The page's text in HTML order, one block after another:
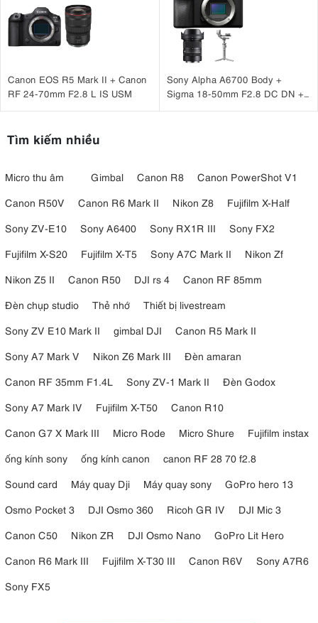
Canon EOS R5 Mark II + Canon
RF 24-70mm F2.8 L IS USM
Sony Alpha A6700 Body +
Sigma 18-50mm F2.8 DC DN +
Tìm kiếm nhiều
Micro thu âm Gimbal Canon R8
Canon PowerShot V1
Canon R50V
Canon R6 Mark II Nikon Z8
Fujifilm X-Half
Sony ZV-E10
Sony A6400 Sony RX1R III
Sony FX2
Fujifilm X-S20
Fujifilm X-T5 Sony A7C Mark II
Nikon Zf
Nikon Z5 II
Canon R50 DJI rs 4
Canon RF 85mm
Đèn chụp studio
Thẻ nhớ
Thiết bị livestream
Sony ZV E10 Mark II
gimbal DJI
Canon R5 Mark II
Sony A7 Mark V
Nikon Z6 Mark III
Đèn amaran
Canon RF 35mm F1.4L
Sony ZV-1 Mark II
Đèn Godox
Sony A7 Mark IV
Fujifilm X-T50
Canon R10
Canon G7 X Mark III
Micro Rode Micro Shure
Fujifilm instax
ống kính sony
ống kính canon
canon RF 28 70 f2.8
Sound card
Máy quay Dji Máy quay sony
GoPro hero 13
Osmo Pocket 3
DJI Osmo 360 Ricoh GR IV
DJI Mic 3
Canon C50
Nikon ZR DJI Osmo Nano
GoPro Lit Hero
Canon R6 Mark III
Fujifilm X-T30 III Canon R6V
Sony A7R6
Sony FX5